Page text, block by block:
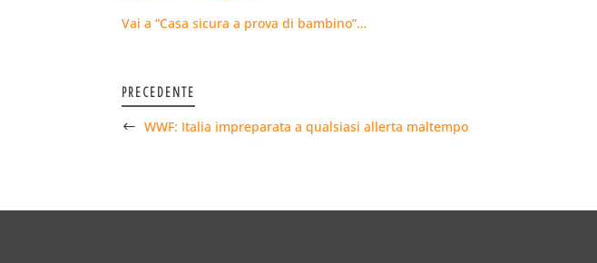
Vai a “Casa sicura a prova di bambino”…
PRECEDENTE
WWF: Italia impreparata a qualsiasi allerta maltempo